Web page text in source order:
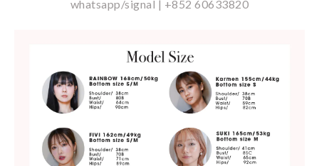
whatsapp/signal | +852 60633820